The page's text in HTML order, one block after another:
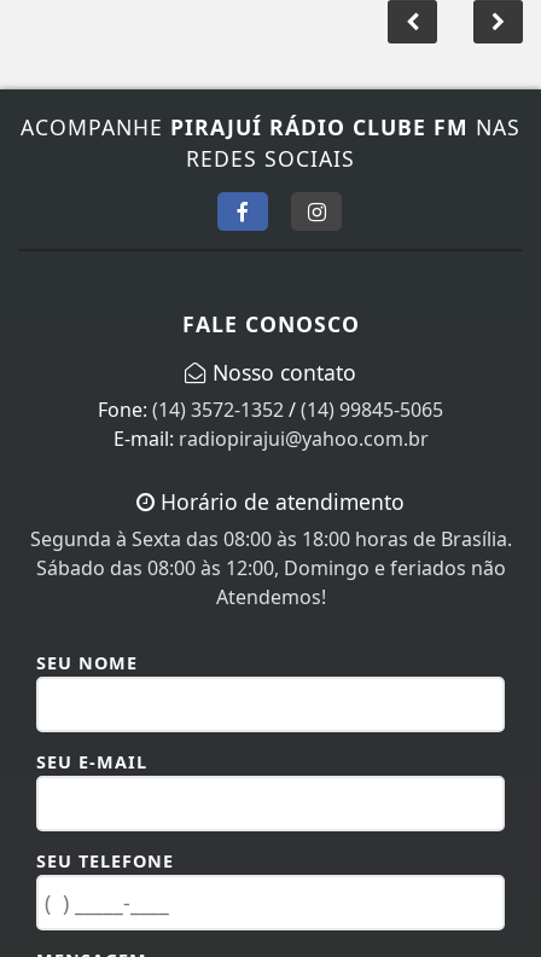
ACOMPANHEPIRAJUÍ RÁDIO CLUBE FMNAS
REDES SOCIAIS
(14) 3572-1352/(14) 99845-5065
E-mail:radiopirajui@yahoo.com.br
Segunda à Sexta das 08:00 às 18:00 horas de Brasília.
Sábado das 08:00 às 12:00, Domingo e feriados não
Atendemos!
SEU E-MAIL
SEU TELEFONE
MENSAGEM